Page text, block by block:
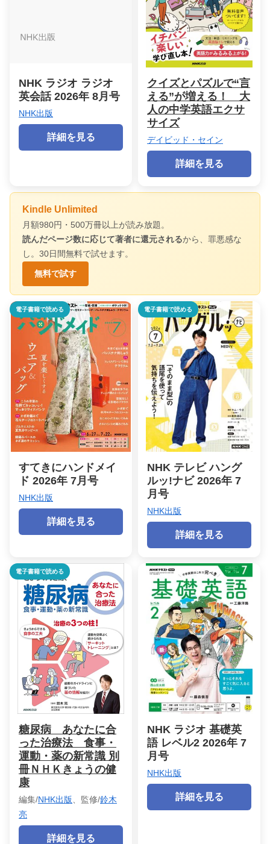
NHK ラジオ ラジオ
英会話 2026年 8月号
NHK出版
詳細を見る
クイズとパズルで“言
える”が増える！ 大
人の中学英語エクサ
サイズ
デイビッド・セイン
詳細を見る
Kindle Unlimited
月額980円・500万冊以上が読み放題。
読んだページ数に応じて著者に還元されるから、罪悪感な
し。30日間無料で試せます。
無料で試す
電子書籍で読める
すてきにハンドメイ
ド 2026年 7月号
NHK出版
詳細を見る
電子書籍で読める
NHK テレビ ハング
ルッ!ナビ 2026年 7
月号
NHK出版
詳細を見る
電子書籍で読める
糖尿病 あなたに合
った治療法 食事・
運動・薬の新常識 別
冊ＮＨＫきょうの健
康
編集/NHK出版 、監修/鈴木
亮
詳細を見る
NHK ラジオ 基礎英
語 レベル2 2026年 7
月号
NHK出版
詳細を見る